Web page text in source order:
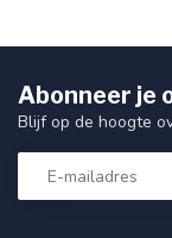
Abonneer je
Blijf op de hoogte